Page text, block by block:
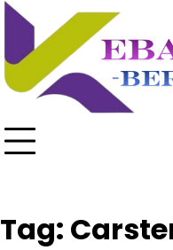
Skip
content
Tag: